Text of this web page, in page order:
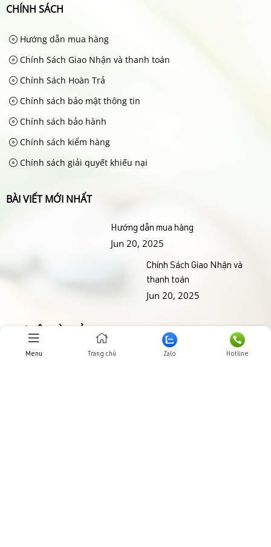
CHÍNH SÁCH
Hướng dẫn mua hàng
Chính Sách Giao Nhận và thanh toán
Chính Sách Hoàn Trả
Chính sách bảo mật thông tin
Chính sách bảo hành
Chính sách kiểm hàng
Chính sách giải quyết khiếu nại
BÀI VIẾT MỚI NHẤT
Hướng dẫn mua hàng
Jun 20, 2025
Chính Sách Giao Nhận và
thanh toán
Jun 20, 2025
THƯ VIỆN HÌNH ẢNHH
Menu Trang chủ Zalo Hotline